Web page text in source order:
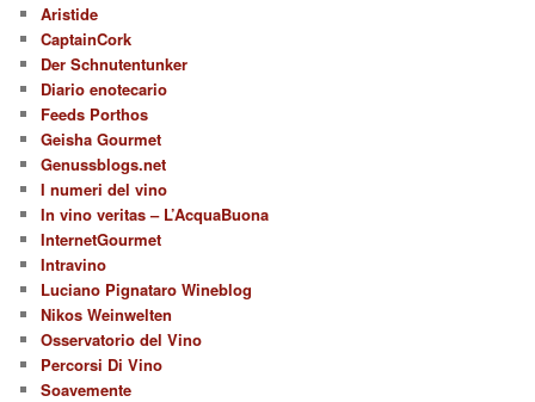
Aristide
CaptainCork
Der Schnutentunker
Diario enotecario
Feeds Porthos
Geisha Gourmet
Genussblogs.net
I numeri del vino
In vino veritas – L’AcquaBuona
InternetGourmet
Intravino
Luciano Pignataro Wineblog
Nikos Weinwelten
Osservatorio del Vino
Percorsi Di Vino
Soavemente